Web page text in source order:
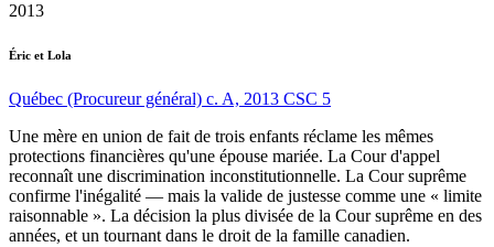
2013
Éric et Lola
Québec (Procureur général) c. A, 2013 CSC 5
Une mère en union de fait de trois enfants réclame les mêmes
protections financières qu'une épouse mariée. La Cour d'appel
reconnaît une discrimination inconstitutionnelle. La Cour suprême
confirme l'inégalité — mais la valide de justesse comme une « limite
raisonnable ». La décision la plus divisée de la Cour suprême en des
années, et un tournant dans le droit de la famille canadien.